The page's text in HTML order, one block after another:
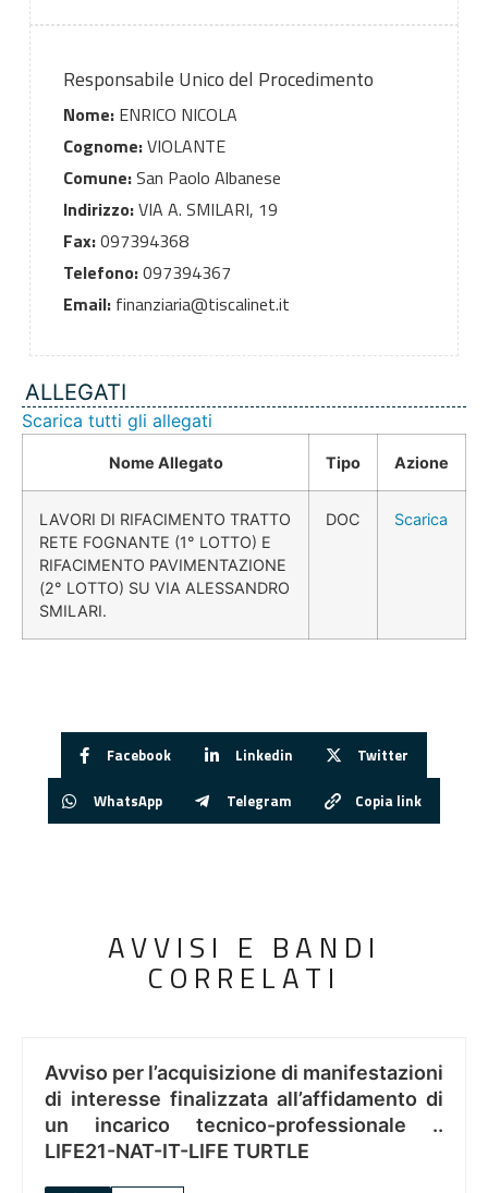
Responsabile Unico del Procedimento
Nome:ENRICO NICOLA
Cognome:VIOLANTE
Comune:San Paolo Albanese
Indirizzo:VIA A. SMILARI, 19
Fax:097394368
Telefono:097394367
Email:finanziaria@tiscalinet.it
ALLEGATI
Scarica tutti gli allegati
Nome Allegato Tipo Azione
LAVORI DI RIFACIMENTO TRATTO
RETE FOGNANTE (1° LOTTO) E
RIFACIMENTO PAVIMENTAZIONE
(2° LOTTO) SU VIA ALESSANDRO
SMILARI.
DOC Scarica
Facebook Linkedin Twitter
WhatsApp Telegram Copia link
AVVISI E BANDI
CORRELATI
Avviso per l’acquisizione di manifestazioni
di interesse finalizzata all’affidamento di
un incarico tecnico-professionale ..
LIFE21-NAT-IT-LIFE TURTLE